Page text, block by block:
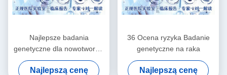
Najlepsze badania
genetyczne dla nowotworów
21 pozycji dla kobiet
Najlepszą cenę
36 Ocena ryzyka Badanie
genetyczne na raka
Najlepszą cenę